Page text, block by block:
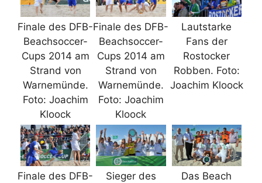
Finale des DFB-
Beachsoccer-
Cups 2014 am
Strand von
Warnemünde.
Foto: Joachim
Kloock
Finale des DFB-
Beachsoccer-
Cups 2014 am
Strand von
Warnemünde.
Foto: Joachim
Kloock
Lautstarke
Fans der
Rostocker
Robben. Foto:
Joachim Kloock
Finale des DFB-
Sieger des
Das Beach